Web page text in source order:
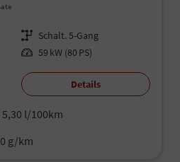
Getriebe Schalt. 5-Gang
Leistung 59 kW (80 PS)
Details
5,30 l/100km
g/km